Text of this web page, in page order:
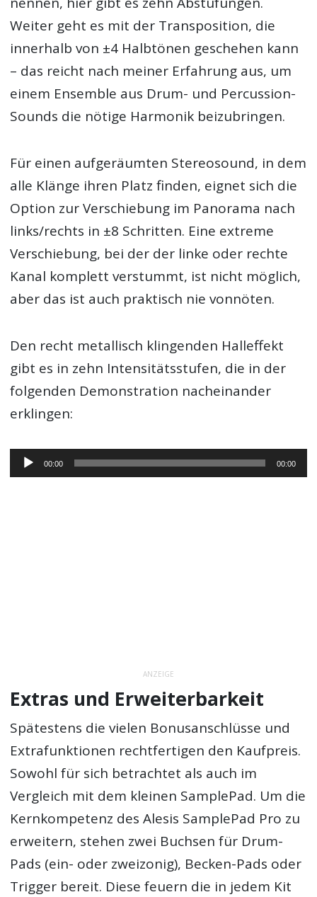
Weiter geht es mit der Transposition, die
innerhalb von ±4 Halbtönen geschehen kann
– das reicht nach meiner Erfahrung aus, um
einem Ensemble aus Drum- und Percussion-
Sounds die nötige Harmonik beizubringen.
Für einen aufgeräumten Stereosound, in dem
alle Klänge ihren Platz finden, eignet sich die
Option zur Verschiebung im Panorama nach
links/rechts in ±8 Schritten. Eine extreme
Verschiebung, bei der der linke oder rechte
Kanal komplett verstummt, ist nicht möglich,
aber das ist auch praktisch nie vonnöten.
Den recht metallisch klingenden Halleffekt
gibt es in zehn Intensitätsstufen, die in der
folgenden Demonstration nacheinander
erklingen:
Audio-
Player
00:00 00:00
ANZEIGE
Extras und Erweiterbarkeit
Spätestens die vielen Bonusanschlüsse und
Extrafunktionen rechtfertigen den Kaufpreis.
Sowohl für sich betrachtet als auch im
Vergleich mit dem kleinen SamplePad. Um die
Kernkompetenz des Alesis SamplePad Pro zu
erweitern, stehen zwei Buchsen für Drum-
Pads (ein- oder zweizonig), Becken-Pads oder
Trigger bereit. Diese feuern die in jedem Kit